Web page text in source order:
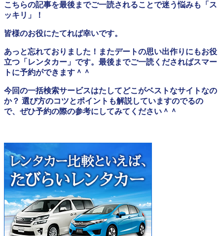
こちらの記事を最後までご一読されることで迷う悩みも「ス
ッキリ」！
皆様のお役にたてれば幸いです。
あっと忘れておりました！またデートの思い出作りにもお役
立つ「レンタカー」です。最後までご一読くださればスマー
トに予約ができます＾＾
今回の一括検索サービスはたしてどこがベストなサイトなの
か？ 選び方のコツとポイントも解説していますのでるの
で、ぜひ予約の際の参考にしてみてください＾＾